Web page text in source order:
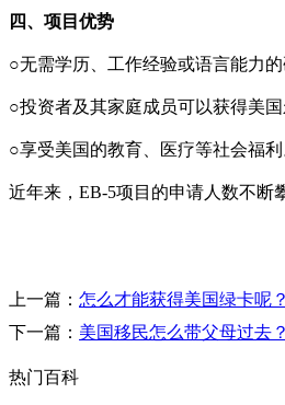
四、项目优势
○无需学历、工作经验或语言能力的
○投资者及其家庭成员可以获得美国
○享受美国的教育、医疗等社会福利
近年来，EB-5项目的申请人数不断
上一篇： 怎么才能获得美国绿卡呢？
下一篇： 美国移民怎么带父母过去？
热门百科